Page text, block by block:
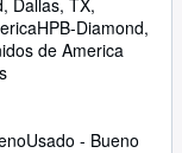
Dallas, TX,
HPB-Diamond,
de America
Usado - Bueno